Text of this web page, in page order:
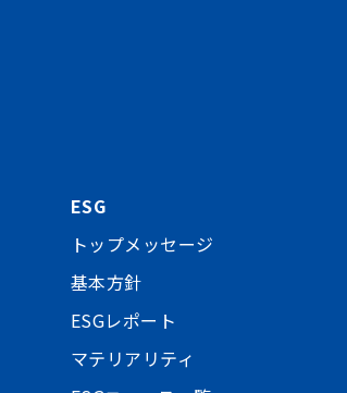
ESG
トップメッセージ
基本方針
ESGレポート
マテリアリティ